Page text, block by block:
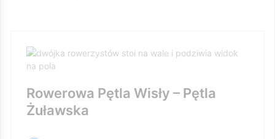
Rowerowa Pętla Wisły – Pętla
Żuławska